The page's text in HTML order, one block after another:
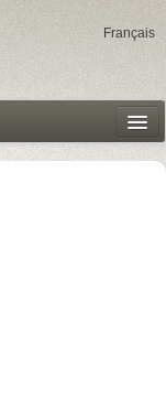
Français